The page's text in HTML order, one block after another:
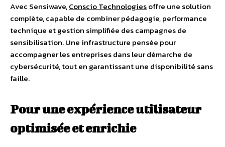
Avec Sensiwave,Conscio Technologiesoffre une solution
complète, capable de combiner pédagogie, performance
technique et gestion simplifiée des campagnes de
sensibilisation. Une infrastructure pensée pour
accompagner les entreprises dans leur démarche de
cybersécurité, tout en garantissant une disponibilité sans
faille.
Pour une expérience utilisateur
optimisée et enrichie